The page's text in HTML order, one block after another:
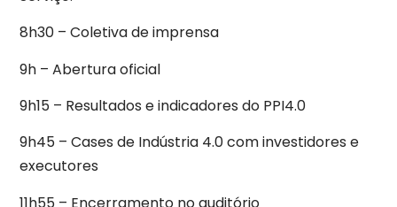
8h30 – Coletiva de imprensa
9h – Abertura oficial
9h15 – Resultados e indicadores do PPI4.0
9h45 – Cases de Indústria 4.0 com investidores e
executores
11h55 – Encerramento no auditório